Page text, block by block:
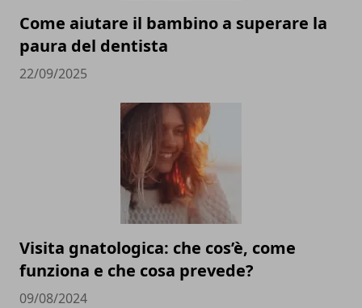
Come aiutare il bambino a superare la
paura del dentista
22/09/2025
Visita gnatologica: che cos’è, come
funziona e che cosa prevede?
09/08/2024